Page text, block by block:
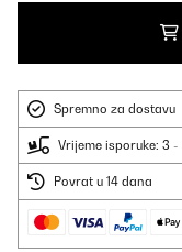
Spremno za dostavu
Vrijeme isporuke: 3
Povrat u 14 dana